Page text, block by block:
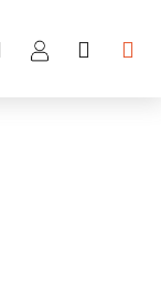
Hľadať